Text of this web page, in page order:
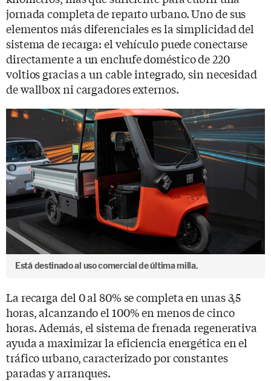
jornada completa de reparto urbano. Uno de sus
elementos más diferenciales es la simplicidad del
sistema de recarga: el vehículo puede conectarse
directamente a un enchufe doméstico de 220
voltios gracias a un cable integrado, sin necesidad
de wallbox ni cargadores externos.
Está destinado al uso comercial de última milla.
La recarga del 0 al 80% se completa en unas 3,5
horas, alcanzando el 100% en menos de cinco
horas. Además, el sistema de frenada regenerativa
ayuda a maximizar la eficiencia energética en el
tráfico urbano, caracterizado por constantes
paradas y arranques.